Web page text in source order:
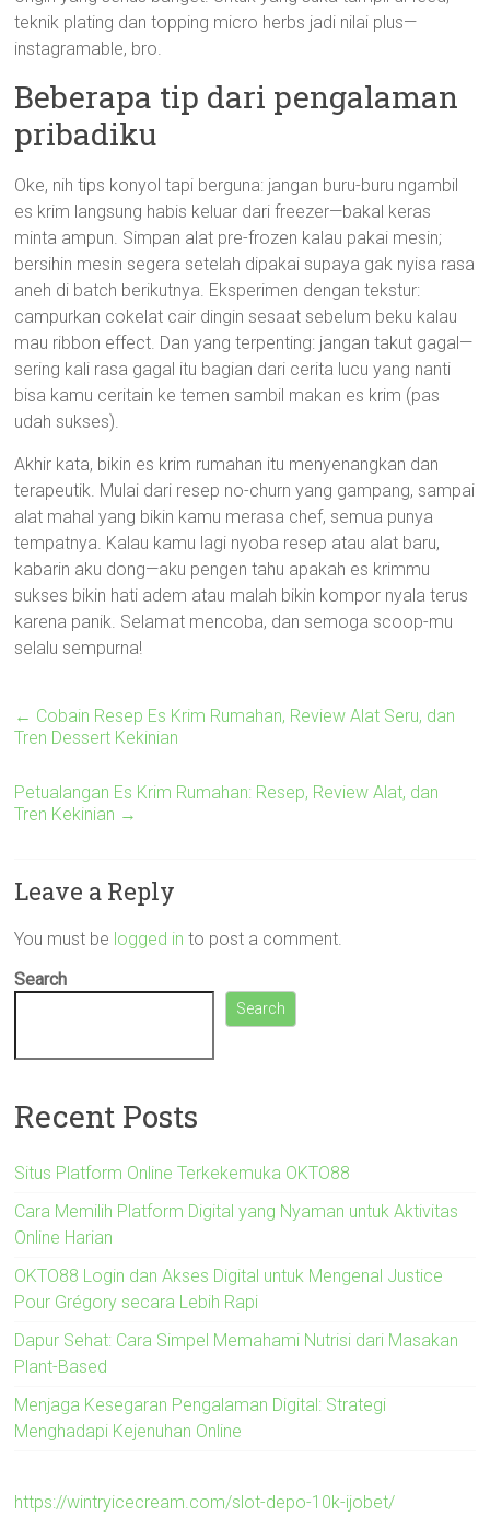
teknik plating dan topping micro herbs jadi nilai plus—
instagramable, bro.
Beberapa tip dari pengalaman
pribadiku
Oke, nih tips konyol tapi berguna: jangan buru-buru ngambil
es krim langsung habis keluar dari freezer—bakal keras
minta ampun. Simpan alat pre-frozen kalau pakai mesin;
bersihin mesin segera setelah dipakai supaya gak nyisa rasa
aneh di batch berikutnya. Eksperimen dengan tekstur:
campurkan cokelat cair dingin sesaat sebelum beku kalau
mau ribbon effect. Dan yang terpenting: jangan takut gagal—
sering kali rasa gagal itu bagian dari cerita lucu yang nanti
bisa kamu ceritain ke temen sambil makan es krim (pas
udah sukses).
Akhir kata, bikin es krim rumahan itu menyenangkan dan
terapeutik. Mulai dari resep no-churn yang gampang, sampai
alat mahal yang bikin kamu merasa chef, semua punya
tempatnya. Kalau kamu lagi nyoba resep atau alat baru,
kabarin aku dong—aku pengen tahu apakah es krimmu
sukses bikin hati adem atau malah bikin kompor nyala terus
karena panik. Selamat mencoba, dan semoga scoop-mu
selalu sempurna!
← Cobain Resep Es Krim Rumahan, Review Alat Seru, dan
Tren Dessert Kekinian
Petualangan Es Krim Rumahan: Resep, Review Alat, dan
Tren Kekinian →
Leave a Reply
You must be logged in to post a comment.
Search
Search
Recent Posts
Situs Platform Online Terkekemuka OKTO88
Cara Memilih Platform Digital yang Nyaman untuk Aktivitas
Online Harian
OKTO88 Login dan Akses Digital untuk Mengenal Justice
Pour Grégory secara Lebih Rapi
Dapur Sehat: Cara Simpel Memahami Nutrisi dari Masakan
Plant-Based
Menjaga Kesegaran Pengalaman Digital: Strategi
Menghadapi Kejenuhan Online
https://wintryicecream.com/slot-depo-10k-ijobet/